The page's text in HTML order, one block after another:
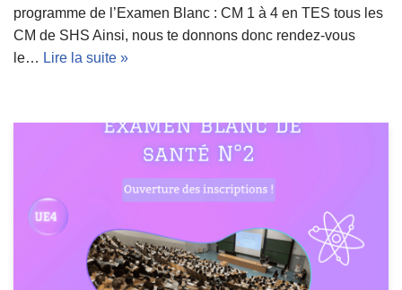
programme de l’Examen Blanc : CM 1 à 4 en TES tous les
CM de SHS Ainsi, nous te donnons donc rendez-vous
le… Lire la suite »